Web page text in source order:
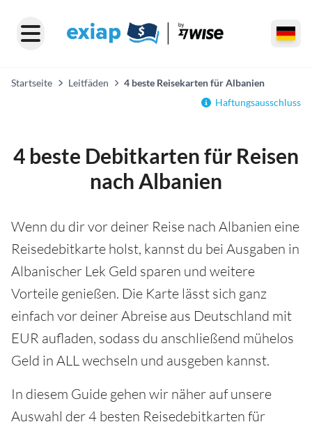
Startseite Leitfäden
4 beste Reisekarten für Albanien
Haftungsausschluss
4 beste Debitkarten für Reisen
nach Albanien
Wenn du dir vor deiner Reise nach Albanien eine
Reisedebitkarte holst, kannst du bei Ausgaben in
Albanischer Lek Geld sparen und weitere
Vorteile genießen. Die Karte lässt sich ganz
einfach vor deiner Abreise aus Deutschland mit
EUR aufladen, sodass du anschließend mühelos
Geld in ALL wechseln und ausgeben kannst.
In diesem Guide gehen wir näher auf unsere
Auswahl der 4 besten Reisedebitkarten für